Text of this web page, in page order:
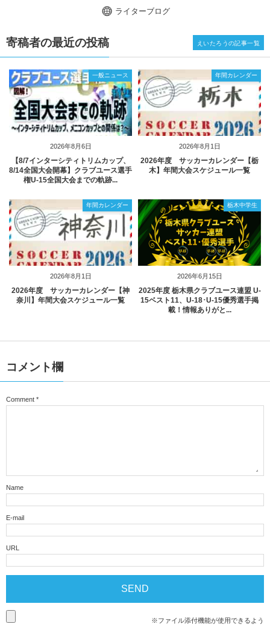
ライターブログ
寄稿者の最近の投稿
2026年8月6日
一般ニュース
【8/7インターシティトリムカップ、
8/14全国大会開幕】クラブユース選手
権U-15全国大会までの軌跡...
2026年8月1日
年間カレンダー
2026年度 サッカーカレンダー【栃
木】年間大会スケジュール一覧
2026年8月1日
年間カレンダー
2026年度 サッカーカレンダー【神
奈川】年間大会スケジュール一覧
2026年6月15日
栃木中学生
2025年度 栃木県クラブユース連盟 U-
15ベスト11、U-18･U-15優秀選手掲
載！情報ありがと...
えいたろうの記事一覧
コメント欄
Comment *
Name
E-mail
URL
※ファイル添付機能が使用できるよう